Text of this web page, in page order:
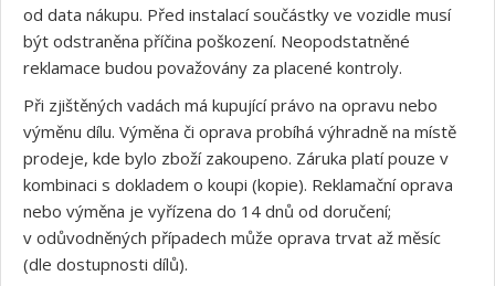
od data nákupu. Před instalací součástky ve vozidle musí
být odstraněna příčina poškození. Neopodstatněné
reklamace budou považovány za placené kontroly.
Při zjištěných vadách má kupující právo na opravu nebo
výměnu dílu. Výměna či oprava probíhá výhradně na místě
prodeje, kde bylo zboží zakoupeno. Záruka platí pouze v
kombinaci s dokladem o koupi (kopie). Reklamační oprava
nebo výměna je vyřízena do 14 dnů od doručení;
v odůvodněných případech může oprava trvat až měsíc
(dle dostupnosti dílů).